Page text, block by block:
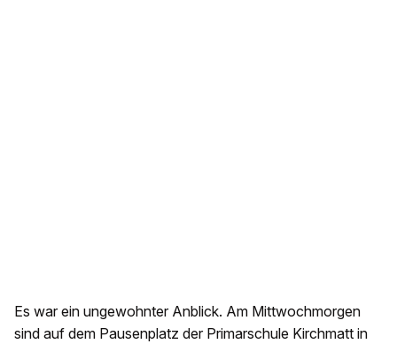
Es war ein ungewohnter Anblick. Am Mittwochmorgen
sind auf dem Pausenplatz der Primarschule Kirchmatt in